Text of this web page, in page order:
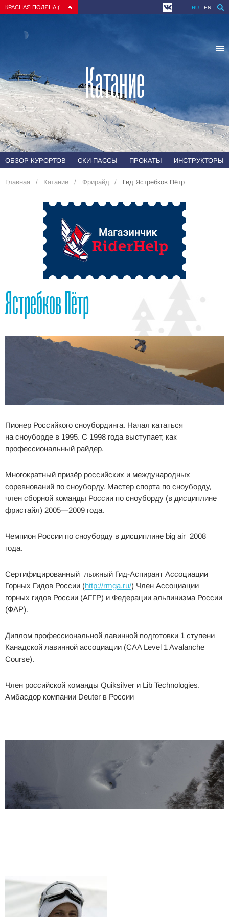
RU EN
Катание
ОБЗОР КУРОРТОВ СКИ-ПАССЫ ПРОКАТЫ ИНСТРУКТОРЫ
Главная Катание Фрирайд Гид Ястребков Пётр
Ястребков Пётр
Пионер Российкого сноубординга. Начал кататься
на сноуборде в 1995. С 1998 года выступает, как
профессиональный райдер.
Многократный призёр российских и международных
соревнований по сноуборду. Мастер спорта по сноуборду,
член сборной команды России по сноуборду (в дисциплине
фристайл) 2005—2009 года.
Чемпион России по сноуборду в дисциплине big air 2008
года.
Сертифицированный лыжный Гид-Аспирант Ассоциации
Горных Гидов России (http://rmga.ru/) Член Ассоциации
горных гидов России (АГГР) и Федерации альпинизма России
(ФАР).
Диплом профессиональной лавинной подготовки 1 ступени
Канадской лавинной ассоциации (CAA Level 1 Avalanche
Course).
Член российской команды Quiksilver и Lib Technologies.
Амбасдор компании Deuter в России